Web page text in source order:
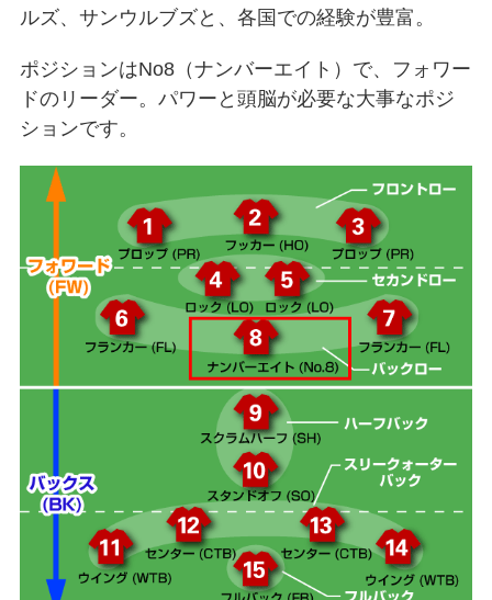
ルズ、サンウルブズと、各国での経験が豊富。
ポジションはNo8（ナンバーエイト）で、フォワー
ドのリーダー。パワーと頭脳が必要な大事なポジ
ションです。